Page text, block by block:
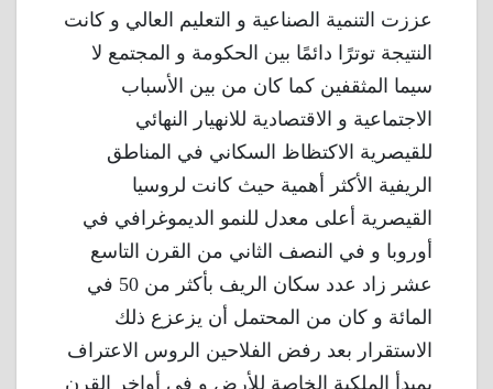
عززت التنمية الصناعية و التعليم العالي و كانت
النتيجة توترًا دائمًا بين الحكومة و المجتمع لا
سيما المثقفين كما كان من بين الأسباب
الاجتماعية و الاقتصادية للانهيار النهائي
للقيصرية الاكتظاظ السكاني في المناطق
الريفية الأكثر أهمية حيث كانت لروسيا
القيصرية أعلى معدل للنمو الديموغرافي في
أوروبا و في النصف الثاني من القرن التاسع
عشر زاد عدد سكان الريف بأكثر من 50 في
المائة و كان من المحتمل أن يزعزع ذلك
الاستقرار بعد رفض الفلاحين الروس الاعتراف
بمبدأ الملكية الخاصة للأرض و في أواخر القرن